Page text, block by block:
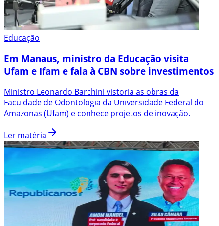
Educação
Em Manaus, ministro da Educação visita
Ufam e Ifam e fala à CBN sobre investimentos
Ministro Leonardo Barchini vistoria as obras da
Faculdade de Odontologia da Universidade Federal do
Amazonas (Ufam) e conhece projetos de inovação.
Ler matéria